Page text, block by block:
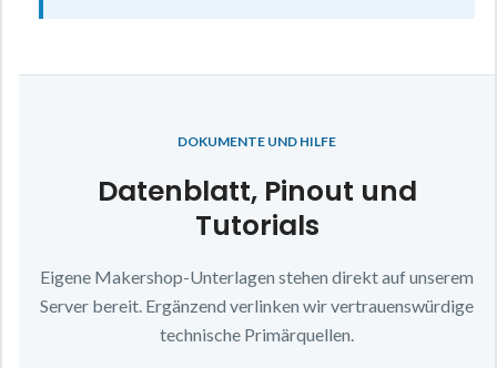
DOKUMENTE UND HILFE
Datenblatt, Pinout und
Tutorials
Eigene Makershop-Unterlagen stehen direkt auf unserem
Server bereit. Ergänzend verlinken wir vertrauenswürdige
technische Primärquellen.